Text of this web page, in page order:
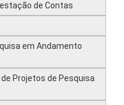
de Contas
em Andamento
Projetos de Pesquisa